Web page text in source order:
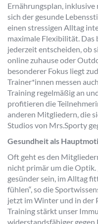
Ernährungsplan,
sich der gesunde
einen stressigen Alltag
maximale Flexibilität. Das
jederzeit entscheiden, ob
online zuhause oder
besonderer Fokus liegt
Trainer*innen messen
Training regelmäßig an
profitieren die
anderen Mitgliedern, die
Studios von Mrs.Sporty
Gesundheit als
Oft geht es den
nicht primär um die
gesünder sein, im Alltag
fühlen“, so die
jetzt im Winter und in der
Training stärkt unser
widerstandsfähiger